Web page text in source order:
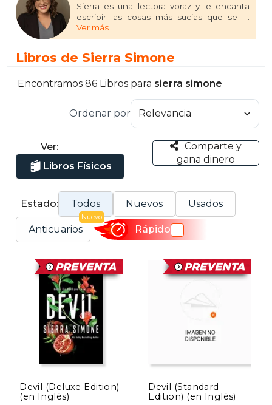
Sierra es una lectora voraz y le encanta
escribir las cosas más sucias que se le
ocurran. Vive en el área de Kansas City con
su esposo, dos hijos y dos perros gigantes.
holandés, francés, alemán, húngaro,
Buzzfeed, Cosmopolitan, Entertainment
Weekly, Marie Claire y Library Journal con
una reseña destacada.
Ver más
Libros de Sierra Simone
Encontramos 86 Libros para sierra simone
Ordenar por
Ver:
Libros Físicos
Comparte y
gana dinero
Estado: Todos Nuevos Usados
Anticuarios
Nuevo
Rápido
Devil (Deluxe Edition)
(en Inglés)
Devil (Standard
Edition) (en Inglés)